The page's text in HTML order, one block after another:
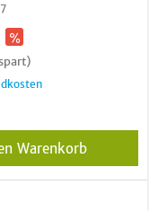
Warenkorb